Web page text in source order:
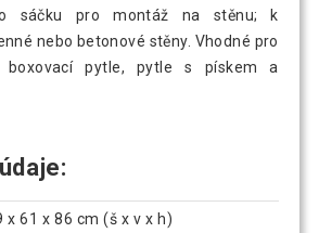
sáčku pro montáž na stěnu; k
nebo betonové stěny. Vhodné pro
pytle, pytle s pískem a
x 61 x 86 cm (š x v x h)